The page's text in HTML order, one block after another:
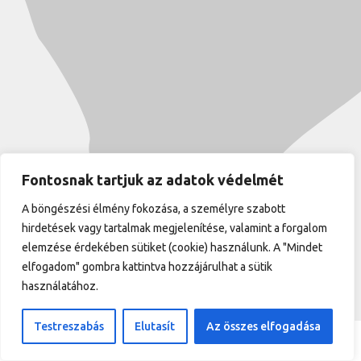
Fontosnak tartjuk az adatok védelmét
A böngészési élmény fokozása, a személyre szabott
hirdetések vagy tartalmak megjelenítése, valamint a forgalom
elemzése érdekében sütiket (cookie) használunk. A "Mindet
elfogadom" gombra kattintva hozzájárulhat a sütik
használatához.
Testreszabás Elutasít Az összes elfogadása
BOOKING